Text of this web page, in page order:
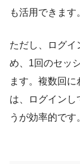
も活用できます
ただし、ログイ
め、1回のセッ
ます。複数回
は、ログインし
うが効率的です